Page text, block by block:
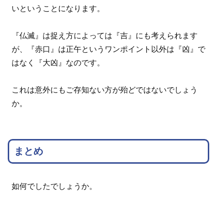
いということになります。
『仏滅』は捉え方によっては『吉』にも考えられます
が、『赤口』は正午というワンポイント以外は『凶』で
はなく『大凶』なのです。
これは意外にもご存知ない方が殆どではないでしょう
か。
まとめ
如何でしたでしょうか。